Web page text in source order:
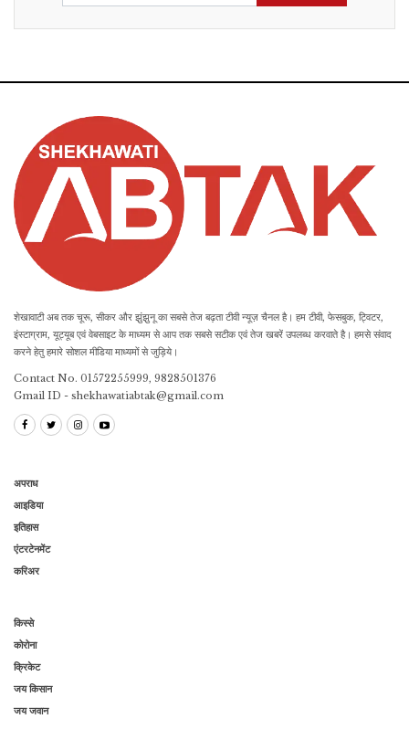
शेखावाटी अब तक चूरू, सीकर और झुंझुनू का सबसे तेज बढ़ता टीवी न्यूज़ चैनल है। हम टीवी, फेसबुक, ट्विटर,
इंस्टाग्राम, यूट्यूब एवं वेबसाइट के माध्यम से आप तक सबसे सटीक एवं तेज खबरें उपलब्ध करवाते है। हमसे संवाद
करने हेतु हमारे सोशल मीडिया माध्यमों से जुड़िये।
Contact No. 01572255999, 9828501376
Gmail ID - shekhawatiabtak@gmail.com
अपराध
आइडिया
इतिहास
एंटरटेनमेंट
करिअर
किस्से
कोरोना
क्रिकेट
जय किसान
जय जवान